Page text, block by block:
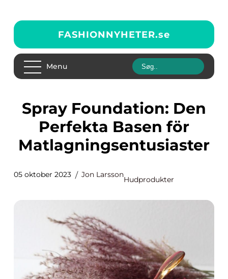
FASHIONNYHETER.se
Menu
Spray Foundation: Den
Perfekta Basen för
Matlagningsentusiaster
05 oktober 2023 Jon Larsson
Hudprodukter